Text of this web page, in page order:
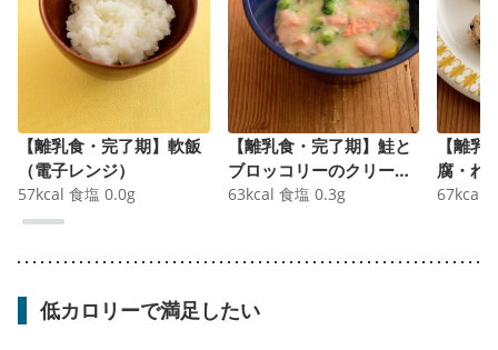
【離乳食・完了期】軟飯
（電子レンジ）
57kcal 食塩 0.0g
【離乳食・完了期】鮭と
ブロッコリーのクリーム
コーン煮
63kcal 食塩 0.3g
【離
腐・れ
ンバー
67kcal
低カロリーで満足したい